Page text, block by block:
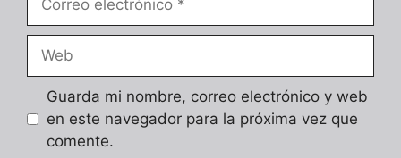
Web
Guarda mi nombre, correo electrónico y web
en este navegador para la próxima vez que
comente.